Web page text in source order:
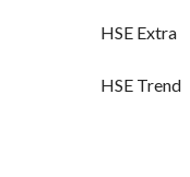
HSE Extra
HSE Trend